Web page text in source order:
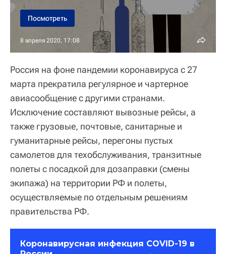
8 апреля 2020, 17:08
Посмотреть
Россия на фоне пандемии коронавируса с 27
марта прекратила регулярное и чартерное
авиасообщение с другими странами.
Исключение составляют вывозные рейсы, а
также грузовые, почтовые, санитарные и
гуманитарные рейсы, перегоны пустых
самолетов для техобслуживания, транзитные
полеты с посадкой для дозаправки (смены
экипажа) на территории РФ и полеты,
осуществляемые по отдельным решениям
правительства РФ.